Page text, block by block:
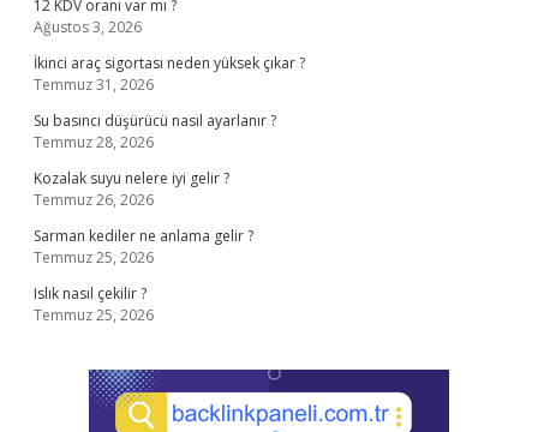
12 KDV oranı var mı ?
Ağustos 3, 2026
İkinci araç sigortası neden yüksek çıkar ?
Temmuz 31, 2026
Su basıncı düşürücü nasıl ayarlanır ?
Temmuz 28, 2026
Kozalak suyu nelere iyi gelir ?
Temmuz 26, 2026
Sarman kediler ne anlama gelir ?
Temmuz 25, 2026
Islık nasıl çekilir ?
Temmuz 25, 2026